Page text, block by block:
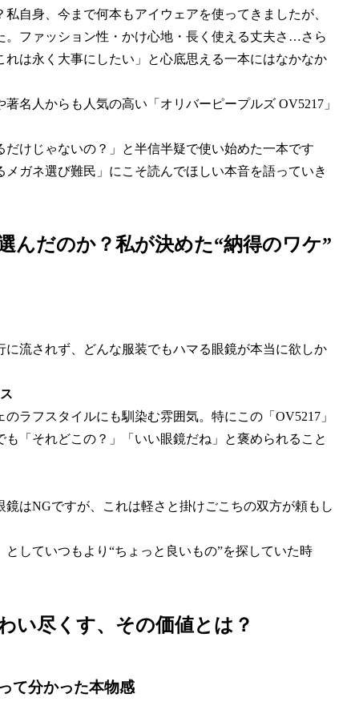
自身、今まで何本もアイウェアを使ってきましたが、
ファッション性・かけ心地・長く使える丈夫さ…さら
は永く大事にしたい」と心底思える一本にはなかなか
名人からも人気の高い「オリバーピープルズ OV5217」
けじゃないの？」と半信半疑で使い始めた一本です
ガネ選び難民」にこそ読んでほしい本音を語っていき
んだのか？私が決めた“納得のワケ”
流されず、どんな服装でもハマる眼鏡が本当に欲しか
ラフスタイルにも馴染む雰囲気。特にこの「OV5217」
「それどこの？」「いい眼鏡だね」と褒められること
はNGですが、これは軽さと掛けごこちの双方が頼もし
していつもより“ちょっと良いもの”を探していた時
い尽くす、その価値とは？
て分かった本物感